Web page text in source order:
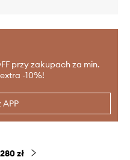
przy zakupach za min.
-10%!
APP
280 zł